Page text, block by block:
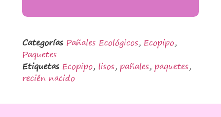
Categorías Pañales Ecológicos, Ecopipo,
Paquetes
Etiquetas Ecopipo, lisos, pañales, paquetes,
recién nacido